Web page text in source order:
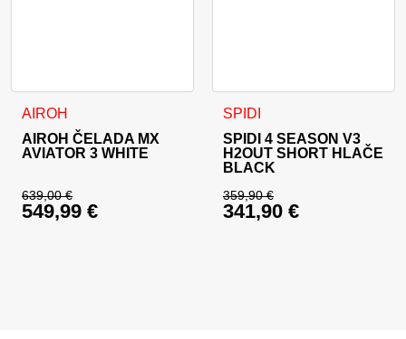
AIROH
AIROH ČELADA MX
AVIATOR 3 WHITE
639,00€
Izvirna cena je bila: 639,00 €.
549,99 €
Ta izdelek ima več različic. Možnosti lahko izberete na
SPIDI
SPIDI 4 SEASON V3
H2OUT SHORT HLAČE
BLACK
359,90€
Izvirna cena je bila:
341,90 €
Ta izdelek ima več različic.